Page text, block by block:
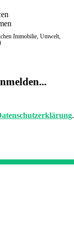
Immobilie, Umwelt,
.